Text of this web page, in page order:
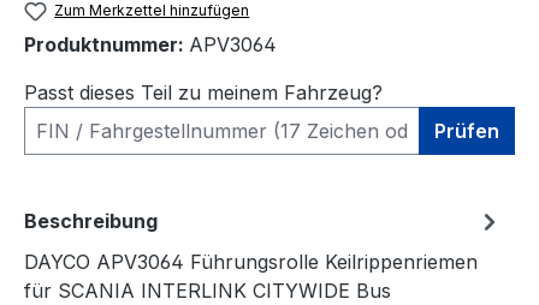
Zum Merkzettel hinzufügen
Produktnummer: APV3064
Passt dieses Teil zu meinem Fahrzeug?
Prüfen
Beschreibung
DAYCO APV3064 Führungsrolle Keilrippenriemen
für SCANIA INTERLINK CITYWIDE Bus